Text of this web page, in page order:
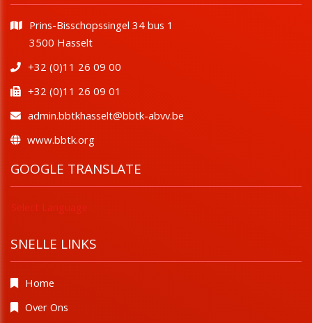
Prins-Bisschopssingel 34 bus 1
​​​​​​​3500 Hasselt
+32 (0)11 26 09 00
+32 (0)11 26 09 01
admin.bbtkhasselt@bbtk-abvv.be
www.bbtk.org
GOOGLE TRANSLATE
Select Language
SNELLE LINKS
Home
Over Ons